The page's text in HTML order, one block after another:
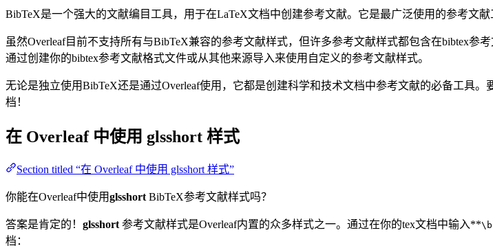
BibTeX是一个强大的文献编目工具，用于在LaTeX文档中创建参考文献。它是最广泛使用的参考文
虽然Overleaf目前不支持所有与BibTeX兼容的参考文献样式，但许多参考文献样式都包含在bibtex参
通过创建你的bibtex参考文献格式文件或从其他来源导入来使用自定义的参考文献样式。
无论是独立使用BibTeX还是通过Overleaf使用，它都是创建科学和技术文档中参考文献的必备工具
档！
在 Overleaf 中使用 glsshort 样式
Section titled “在 Overleaf 中使用 glsshort 样式”
你能在Overleaf中使用glsshortBibTeX参考文献样式吗？
答案是肯定的！ glsshort参考文献样式是Overleaf内置的众多样式之一。通过在你的tex文档中输入**
档：